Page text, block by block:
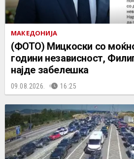
МАКЕДОНИЈА
(ФОТО) Мицкоски со
години независност,
најде забелешка
09.08.2026. 16:25